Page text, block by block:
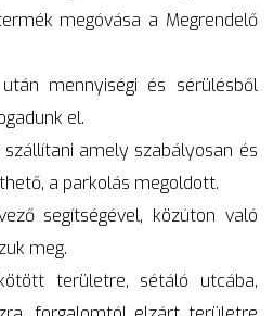
megóvása a Megrendelő
mennyiségi és sérülésből
el.
amely szabályosan és
a parkolás megoldott.
segítségével, közúton való
meg.
területre, sétáló utcába,